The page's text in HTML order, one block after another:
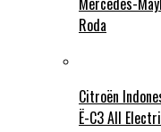
Roda
Citroën
Ë-C3 All